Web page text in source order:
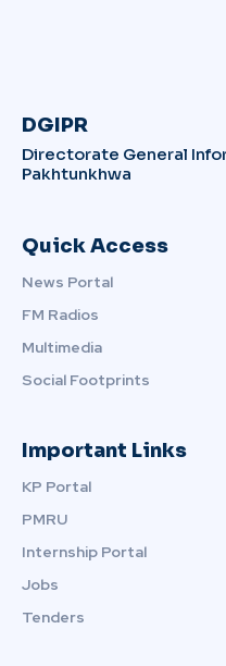
DGIPR
Directorate General
Pakhtunkhwa
Quick Access
News Portal
FM Radios
Multimedia
Social Footprints
Important Links
KP Portal
PMRU
Internship Portal
Jobs
Tenders